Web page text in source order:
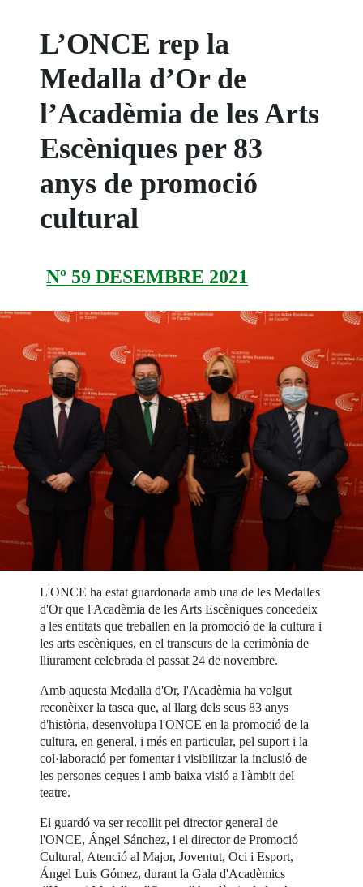
L’ONCE rep la
Medalla d’Or de
l’Acadèmia de les Arts
Escèniques per 83
anys de promoció
cultural
Nº 59 DESEMBRE 2021
L'ONCE ha estat guardonada amb una de les Medalles
d'Or que l'Acadèmia de les Arts Escèniques concedeix
a les entitats que treballen en la promoció de la cultura i
les arts escèniques, en el transcurs de la cerimònia de
lliurament celebrada el passat 24 de novembre.
Amb aquesta Medalla d'Or, l'Acadèmia ha volgut
reconèixer la tasca que, al llarg dels seus 83 anys
d'història, desenvolupa l'ONCE en la promoció de la
cultura, en general, i més en particular, pel suport i la
col·laboració per fomentar i visibilitzar la inclusió de
les persones cegues i amb baixa visió a l'àmbit del
teatre.
El guardó va ser recollit pel director general de
l'ONCE, Ángel Sánchez, i el director de Promoció
Cultural, Atenció al Major, Joventut, Oci i Esport,
Ángel Luis Gómez, durant la Gala d'Acadèmics